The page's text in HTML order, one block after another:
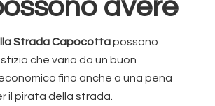
avere
Strada Capocottapossono
che varia da un buon
fino anche a una pena
il pirata della strada.